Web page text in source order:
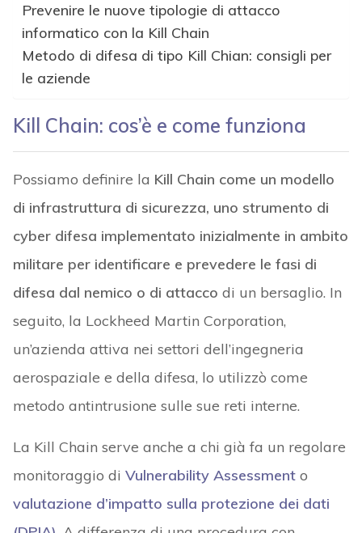
Prevenire le nuove tipologie di attacco
informatico con la Kill Chain
Metodo di difesa di tipo Kill Chian: consigli per
le aziende
Kill Chain: cos’è e come funziona
Possiamo definire la Kill Chain come un modello
di infrastruttura di sicurezza, uno strumento di
cyber difesa implementato inizialmente in ambito
militare per identificare e prevedere le fasi di
difesa dal nemico o di attacco di un bersaglio. In
seguito, la Lockheed Martin Corporation,
un’azienda attiva nei settori dell’ingegneria
aerospaziale e della difesa, lo utilizzò come
metodo antintrusione sulle sue reti interne.
La Kill Chain serve anche a chi già fa un regolare
monitoraggio di Vulnerability Assessmento
valutazione d’impatto sulla protezione dei dati